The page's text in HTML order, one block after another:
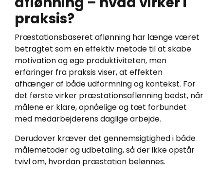
praksis?
Præstationsbaseret aflønning har længe været
betragtet som en effektiv metode til at skabe
motivation og øge produktiviteten, men
erfaringer fra praksis viser, at effekten
afhænger af både udformning og kontekst. For
det første virker præstationsaflønning bedst, når
målene er klare, opnåelige og tæt forbundet
med medarbejderens daglige arbejde.
Derudover kræver det gennemsigtighed i både
målemetoder og udbetaling, så der ikke opstår
tvivl om, hvordan præstation belønnes.